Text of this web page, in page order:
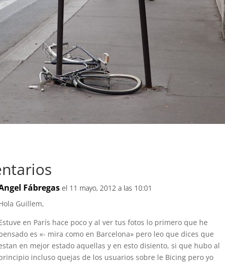
Fábregas el 11 mayo, 2012 a las 10:01
Guillem,
en París hace poco y al ver tus fotos lo primero que he
es «- mira como en Barcelona» pero leo que dices que
en mejor estado aquellas y en esto disiento, si que hubo al
incluso quejas de los usuarios sobre le Bicing pero yo